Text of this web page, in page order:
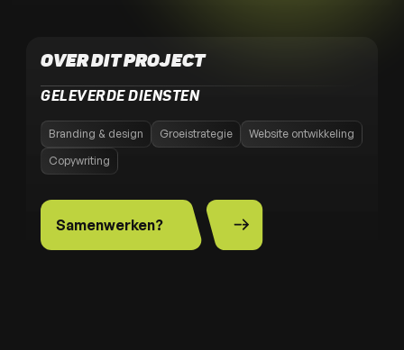
OVER DIT PROJECT
GELEVERDE DIENSTEN
Branding & design Groeistrategie
Website ontwikkeling
Copywriting
Samenwerken?